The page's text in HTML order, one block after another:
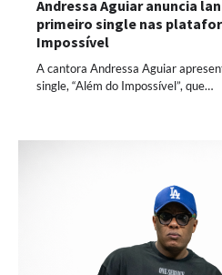
Andressa Aguiar anuncia
primeiro single nas
Impossível
A cantora Andressa Aguiar
single, “Além do Impossível”, que…